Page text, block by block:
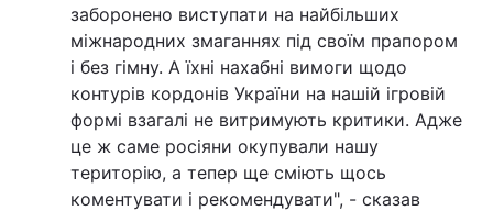
заборонено виступати на найбільших
міжнародних змаганнях під своїм прапором
і без гімну. А їхні нахабні вимоги щодо
контурів кордонів України на нашій ігровій
формі взагалі не витримують критики. Адже
це ж саме росіяни окупували нашу
територію, а тепер ще сміють щось
коментувати і рекомендувати", - сказав